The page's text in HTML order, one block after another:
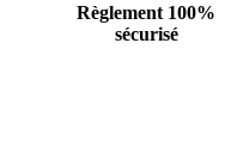
Règlement 100%
sécurisé